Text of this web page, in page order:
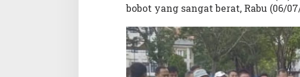
bobot yang sangat berat, Rabu (06/